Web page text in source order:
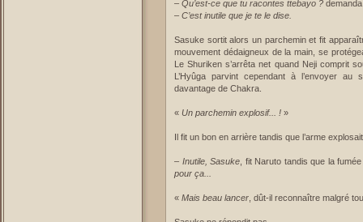
– Qu’est-ce que tu racontes ttebayo ?
– C’est inutile que je te le dise.
Sasuke sortit alors un parchemin et fit
mouvement dédaigneux de la main, se
Le Shuriken s’arrêta net quand Neji comprit
L’Hyûga parvint cependant à l’envoyer
davantage de Chakra.
« Un parchemin explosif... ! »
Il fit un bon en arrière tandis que l’arme
– Inutile, Sasuke , fit Naruto tandis que la
pour ça...
« Mais beau lancer , dût-il reconnaître malgré